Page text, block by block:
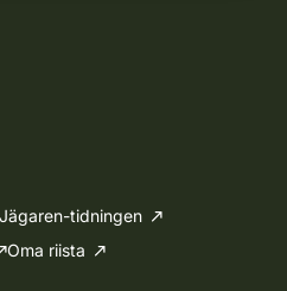
Jägaren-tidningen
Oma riista